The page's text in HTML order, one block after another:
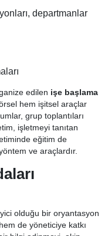
departmanlar
edilen işe başlama
hem işitsel araçlar
grup toplantıları
işletmeyi tanıtan
eğitim de
ve araçlardır.
olduğu bir oryantasyon
de yöneticiye katkı